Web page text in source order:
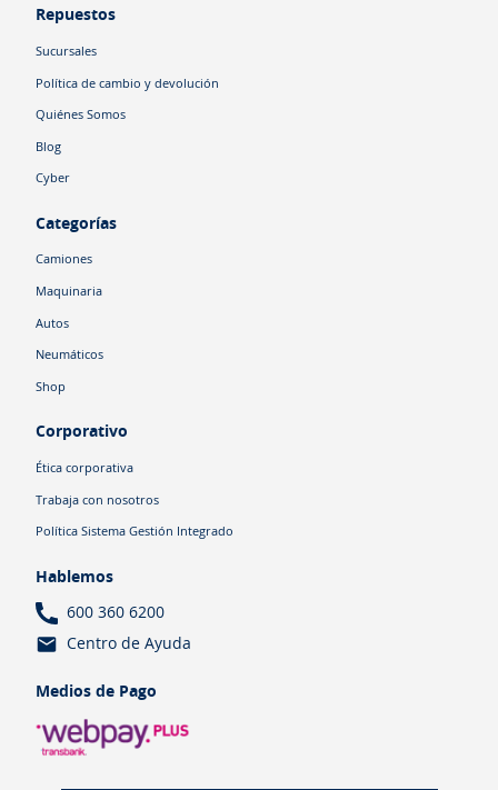
Repuestos
Sucursales
Política de cambio y devolución
Quiénes Somos
Blog
Cyber
Categorías
Camiones
Maquinaria
Autos
Neumáticos
Shop
Corporativo
Ética corporativa
Trabaja con nosotros
Política Sistema Gestión Integrado
Hablemos
600 360 6200
Centro de Ayuda
Medios de Pago